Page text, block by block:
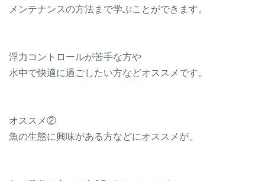
メンテナンスの方法まで学ぶことができます。
浮力コントロールが苦手な方や
水中で快適に過ごしたい方などオススメです。
オススメ②
魚の生態に興味がある方などにオススメが、